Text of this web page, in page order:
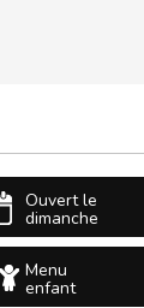
Ouvert le
dimanche
Menu
enfant